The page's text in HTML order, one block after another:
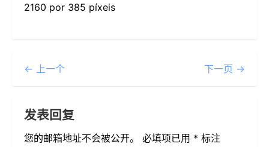
2160 por 385 píxeis
← 上一个 下一页 →
发表回复
您的邮箱地址不会被公开。 必填项已用 * 标注